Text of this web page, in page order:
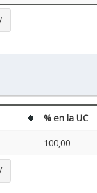
% en la UC
100,00